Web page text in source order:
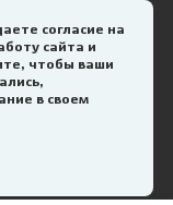
онлайн
согласие на
сайта и
чтобы ваши
в своем
в рамках трудовых и